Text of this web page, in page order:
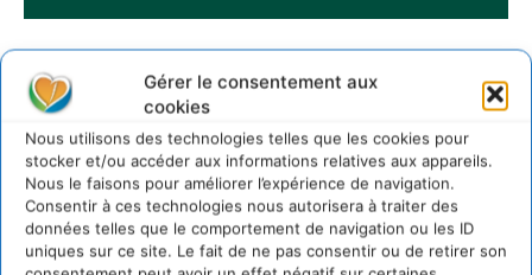
Gérer le consentement aux
cookies
Nous utilisons des technologies telles que les cookies pour
stocker et/ou accéder aux informations relatives aux appareils.
Nous le faisons pour améliorer l’expérience de navigation.
Consentir à ces technologies nous autorisera à traiter des
données telles que le comportement de navigation ou les ID
uniques sur ce site. Le fait de ne pas consentir ou de retirer son
Sur Cdurable
Comment le sol français a perdu sa mémoire
hydrique et déréglé tout le territoire (2020-2026)
2 août 2026
Développer notre attention aux espèces vivantes